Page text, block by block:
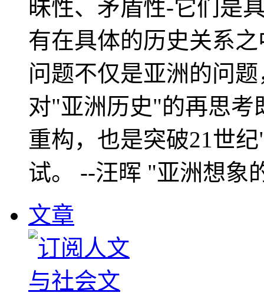
昧性、矛盾性-它们是
有在具体的历史关系
问题不仅是亚洲的问
对"亚洲历史"的再思考
重构，也是突破21世
试。 --汪晖 "亚洲想象
文章